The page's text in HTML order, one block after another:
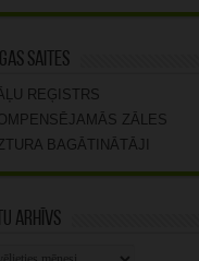
saites
REĢISTRS
ZĀLES
BAGĀTINĀTĀJI
arhīvs